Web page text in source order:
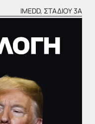
IMEDD, ΣΤΑΔΊΟΥ 3Α